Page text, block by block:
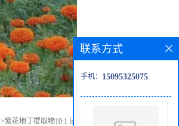
>紫花地丁提取物10:1 沃特莱斯包邮 格
联系方式
手机： 15095325075